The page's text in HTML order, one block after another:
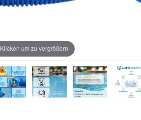
Klicken um zu vergrößern